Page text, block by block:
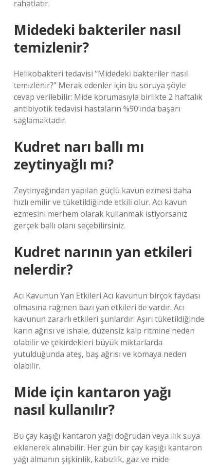
rahatlatır.
Midedeki bakteriler nasıl
temizlenir?
Helikobakteri tedavisi “Midedeki bakteriler nasıl
temizlenir?” Merak edenler için bu soruya şöyle
cevap verilebilir: Mide korumasıyla birlikte 2 haftalık
antibiyotik tedavisi hastaların %90’ında başarı
sağlamaktadır.
Kudret narı ballı mı
zeytinyağlı mı?
Zeytinyağından yapılan güçlü kavun ezmesi daha
hızlı emilir ve tüketildiğinde etkili olur. Acı kavun
ezmesini merhem olarak kullanmak istiyorsanız
gerçek ballı olanı seçebilirsiniz.
Kudret narının yan etkileri
nelerdir?
Acı Kavunun Yan Etkileri Acı kavunun birçok faydası
olmasına rağmen bazı yan etkileri de vardır. Acı
kavunun zararlı etkileri şunlardır: Aşırı tüketildiğinde
karın ağrısı ve ishale, düzensiz kalp ritmine neden
olabilir ve çekirdekleri büyük miktarlarda
yutulduğunda ateş, baş ağrısı ve komaya neden
olabilir.
Mide için kantaron yağı
nasıl kullanılır?
Bu çay kaşığı kantaron yağı doğrudan veya ılık suya
eklenerek alınabilir. Her gün bir çay kaşığı kantaron
yağı almanın şişkinlik, kabızlık, gaz ve mide